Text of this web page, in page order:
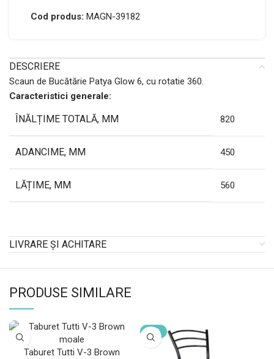
Cod produs: MAGN-39182
DESCRIERE
Scaun de Bucătărie Patya Glow 6, cu rotatie 360.
Caracteristici generale:
ÎNĂLȚIME TOTALĂ, MM 820
ADANCIME, MM 450
LĂȚIME, MM 560
LIVRARE ȘI ACHITARE
PRODUSE SIMILARE
Taburet Tutti V-3 Brown
-27%